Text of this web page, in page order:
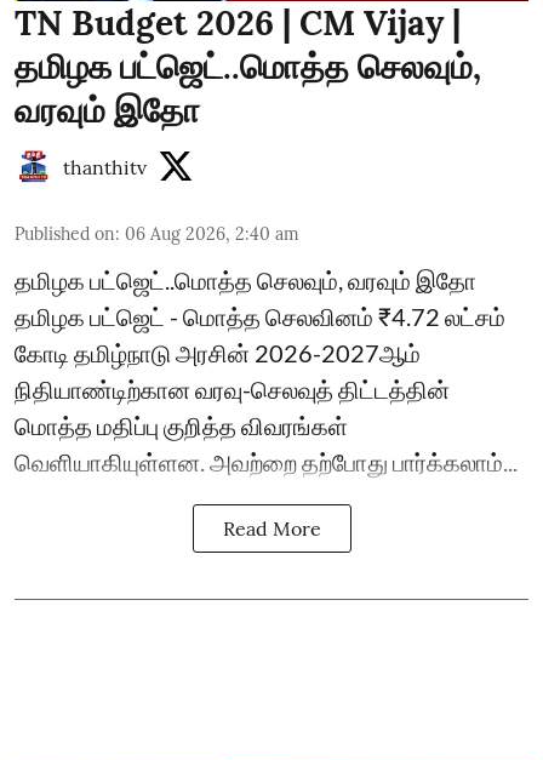
TN Budget 2026 | CM Vijay |
தமிழக பட்ஜெட்..மொத்த செலவும்,
வரவும் இதோ
thanthitv
Published on: 06 Aug 2026, 2:40 am
தமிழக பட்ஜெட்..மொத்த செலவும், வரவும் இதோ
தமிழக பட்ஜெட் - மொத்த செலவினம் ₹4.72 லட்சம்
கோடி தமிழ்நாடு அரசின் 2026-2027ஆம்
நிதியாண்டிற்கான வரவு-செலவுத் திட்டத்தின்
மொத்த மதிப்பு குறித்த விவரங்கள்
வெளியாகியுள்ளன. அவற்றை தற்போது பார்க்கலாம்...
Read More